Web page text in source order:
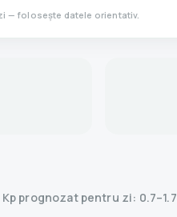
— folosește datele orientativ.
prognozat pentru zi: